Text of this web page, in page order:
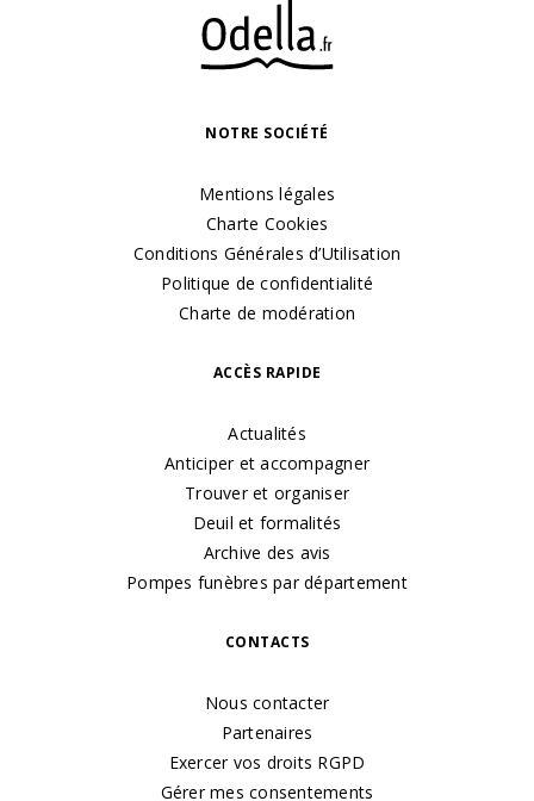
NOTRE SOCIÉTÉ
Mentions légales
Charte Cookies
Conditions Générales d’Utilisation
Politique de confidentialité
Charte de modération
ACCÈS RAPIDE
Actualités
Anticiper et accompagner
Trouver et organiser
Deuil et formalités
Archive des avis
Pompes funèbres par département
CONTACTS
Nous contacter
Partenaires
Exercer vos droits RGPD
Gérer mes consentements